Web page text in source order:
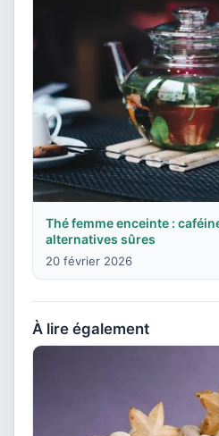
Thé femme enceinte :
alternatives sûres
20 février 2026
À lire également